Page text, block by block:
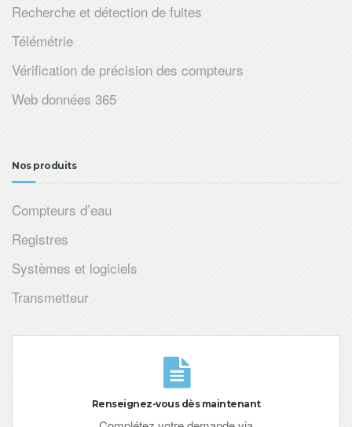
Recherche et détection de fuites
Télémétrie
Vérification de précision des compteurs
Web données 365
Nos produits
Compteurs d’eau
Registres
Systèmes et logiciels
Transmetteur
Renseignez-vous dès maintenant